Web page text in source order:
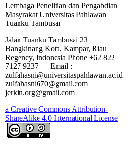
Lembaga Penelitian dan Pengabdian
Masyrakat Universitas Pahlawan
Tuanku Tambusai
Jalan Tuanku Tambusai 23
Bangkinang Kota, Kampar, Riau
Regency, Indonesia Phone +62 822
7127 9237 Email :
zulfahasni@universitaspahlawan.ac.id
zulfahasni670@gmail.com
jerkin.org@gmail.com
a Creative Commons Attribution-
ShareAlike 4.0 International License